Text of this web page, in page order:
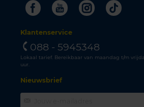
FacebookYoutubeInstagram
Tiktok
Klantenservice
088 - 5945348
Lokaal tarief. Bereikbaar van maandag t/m
uur.
Nieuwsbrief